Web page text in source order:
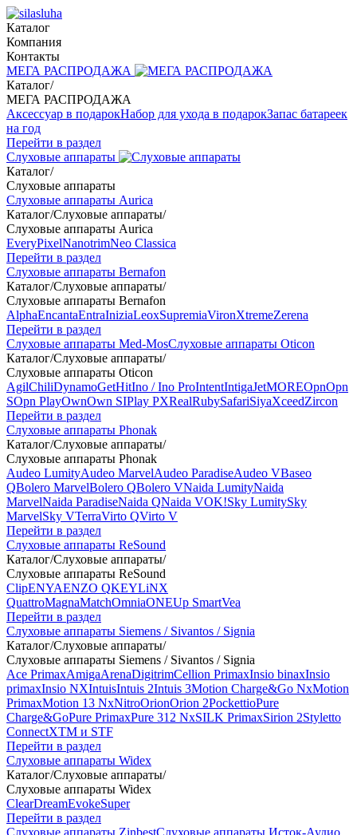
Каталог
Компания
Контакты
МЕГА РАСПРОДАЖА
Каталог/
МЕГА РАСПРОДАЖА
Аксессуар в подарокНабор для ухода в подарокЗапас батареек
на год
Перейти в раздел
Слуховые аппараты
Каталог/
Слуховые аппараты
Слуховые аппараты Aurica
Каталог/Слуховые аппараты/
Слуховые аппараты Aurica
EveryPixelNanotrimNeo Classica
Перейти в раздел
Слуховые аппараты Bernafon
Каталог/Слуховые аппараты/
Слуховые аппараты Bernafon
AlphaEncantaEntraIniziaLeoxSupremiaVironXtremeZerena
Перейти в раздел
Слуховые аппараты Med-MosСлуховые аппараты Oticon
Каталог/Слуховые аппараты/
Слуховые аппараты Oticon
AgilChiliDynamoGetHitIno / Ino ProIntentIntigaJetMOREOpnOpn
SOpn PlayOwnOwn SIPlay PXRealRubySafariSiyaXceedZircon
Перейти в раздел
Слуховые аппараты Phonak
Каталог/Слуховые аппараты/
Слуховые аппараты Phonak
Audeo LumityAudeo MarvelAudeo ParadiseAudeo VBaseo
QBolero MarvelBolero QBolero VNaida LumityNaida
MarvelNaida ParadiseNaida QNaida VOK!Sky LumitySky
MarvelSky VTerraVirto QVirto V
Перейти в раздел
Слуховые аппараты ReSound
Каталог/Слуховые аппараты/
Слуховые аппараты ReSound
ClipENYAENZO QKEYLiNX
QuattroMagnaMatchOmniaONEUp SmartVea
Перейти в раздел
Слуховые аппараты Siemens / Sivantos / Signia
Каталог/Слуховые аппараты/
Слуховые аппараты Siemens / Sivantos / Signia
Ace PrimaxAmigaArenaDigitrimCellion PrimaxInsio binaxInsio
primaxInsio NXIntuisIntuis 2Intuis 3Motion Charge&Go NxMotion
PrimaxMotion 13 NxNitroOrionOrion 2PockettioPure
Charge&GoPure PrimaxPure 312 NxSILK PrimaxSirion 2Styletto
ConnectXTM и STF
Перейти в раздел
Слуховые аппараты Widex
Каталог/Слуховые аппараты/
Слуховые аппараты Widex
ClearDreamEvokeSuper
Перейти в раздел
Слуховые аппараты ZinbestСлуховые аппараты Исток-Аудио